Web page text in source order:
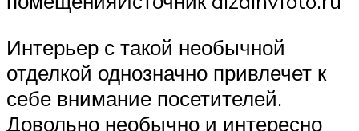
Интерьер с такой необычной
отделкой однозначно привлечет к
себе внимание посетителей.
Довольно необычно и интересно